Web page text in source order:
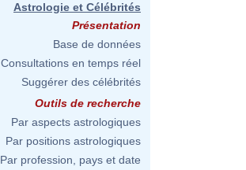
Astrologie et Célébrités
Présentation
Base de données
Consultations en temps réel
Suggérer des célébrités
Outils de recherche
Par aspects astrologiques
Par positions astrologiques
Par profession, pays et date